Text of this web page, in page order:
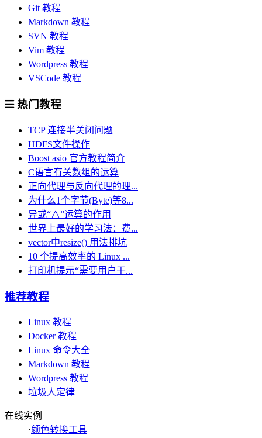
Git 教程
Markdown 教程
SVN 教程
Vim 教程
Wordpress 教程
VSCode 教程
热门教程
TCP 连接半关闭问题
HDFS文件操作
Boost asio 官方教程简介
C语言有关数组的运算
正向代理与反向代理的理...
为什么1个字节(Byte)等8...
异或“∧”运算的作用
世界上最好的学习法：费...
vector中resize() 用法排坑
10 个提高效率的 Linux ...
打印机提示“需要用户干...
推荐教程
Linux 教程
Docker 教程
Linux 命令大全
Markdown 教程
Wordpress 教程
垃圾人定律
在线实例
·颜色转换工具